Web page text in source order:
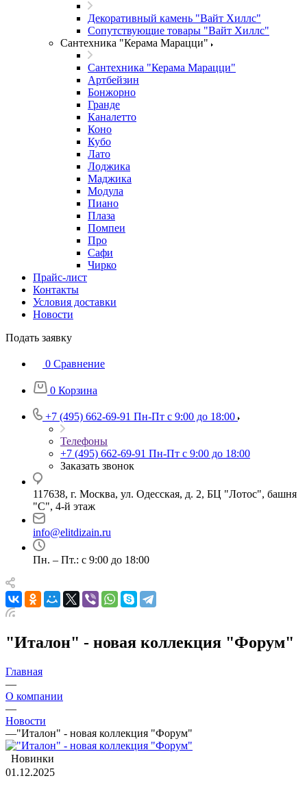
Декоративный камень "Вайт Хиллс"
Сопутствующие товары "Вайт Хиллс"
Сантехника "Керама Марацци"
Сантехника "Керама Марацци"
Артбейзин
Бонжорно
Гранде
Каналетто
Коно
Кубо
Лато
Лоджика
Маджика
Модула
Пиано
Плаза
Помпеи
Про
Сафи
Чирко
Прайс-лист
Контакты
Условия доставки
Новости
Подать заявку
0 Сравнение
0 Корзина
+7 (495) 662-69-91 Пн-Пт c 9:00 до 18:00
Телефоны
+7 (495) 662-69-91 Пн-Пт c 9:00 до 18:00
Заказать звонок
117638, г. Москва, ул. Одесская, д. 2, БЦ "Лотос", башня
"С", 4-й этаж
info@elitdizain.ru
Пн. – Пт.: с 9:00 до 18:00
"Италон" - новая коллекция "Форум"
Главная
—
О компании
—
Новости
—"Италон" - новая коллекция "Форум"
Новинки
01.12.2025